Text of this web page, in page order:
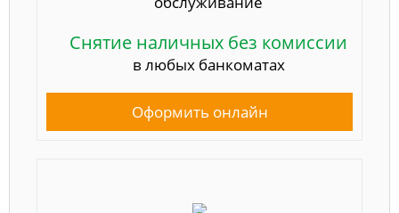
Снятие наличных без комиссии
в любых банкоматах
Оформить онлайн